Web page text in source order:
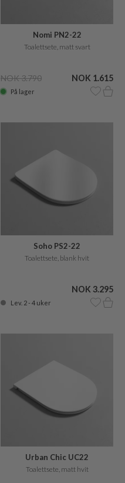
Nomi PN2-22
Toalettsete, matt svart
NOK 3.790 NOK 1.615
På lager
Soho PS2-22
Toalettsete, blank hvit
NOK 3.295
Lev. 2 - 4 uker
Urban Chic UC22
Toalettsete, matt hvit